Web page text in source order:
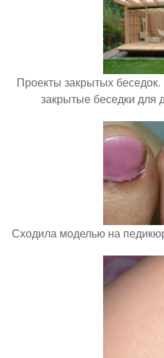
Проекты закрытых
закрытые беседки для
Сходила моделью на